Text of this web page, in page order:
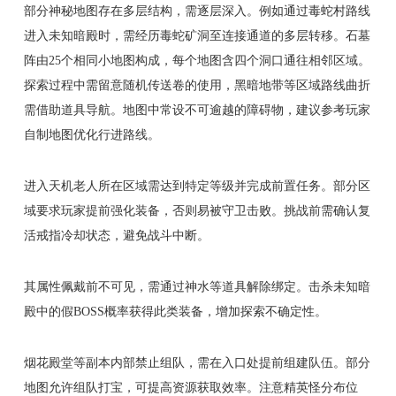
部分神秘地图存在多层结构，需逐层深入。例如通过毒蛇村路线
进入未知暗殿时，需经历毒蛇矿洞至连接通道的多层转移。石墓
阵由25个相同小地图构成，每个地图含四个洞口通往相邻区域。
探索过程中需留意随机传送卷的使用，黑暗地带等区域路线曲折
需借助道具导航。地图中常设不可逾越的障碍物，建议参考玩家
自制地图优化行进路线。
进入天机老人所在区域需达到特定等级并完成前置任务。部分区
域要求玩家提前强化装备，否则易被守卫击败。挑战前需确认复
活戒指冷却状态，避免战斗中断。
其属性佩戴前不可见，需通过神水等道具解除绑定。击杀未知暗
殿中的假BOSS概率获得此类装备，增加探索不确定性。
烟花殿堂等副本内部禁止组队，需在入口处提前组建队伍。部分
地图允许组队打宝，可提高资源获取效率。注意精英怪分布位